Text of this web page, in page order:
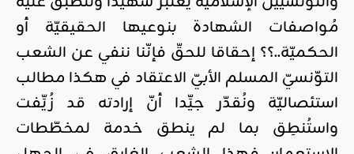
مُواصفات الشهادة بنوعيها الحقيقيّة أو
الحكميّة..؟؟ إحقاقا للحقّ فإنّنا ننفي عن الشعب
التوّنسيّ المسلم الأبيّ الاعتقاد في هكذا مطالب
استئصاليّة ونُقدّر جيِّدا أنّ إرادته قد زُيِّفت
واستُنطِق بما لم ينطق خدمة لمخطّطات